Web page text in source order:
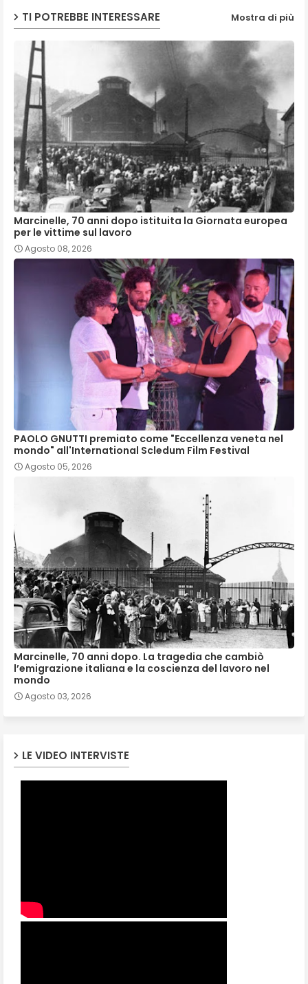
TI POTREBBE INTERESSARE Mostra di più
Marcinelle, 70 anni dopo istituita la Giornata europea
per le vittime sul lavoro
Agosto 08, 2026
PAOLO GNUTTI premiato come "Eccellenza veneta nel
mondo" all'International Scledum Film Festival
Agosto 05, 2026
Marcinelle, 70 anni dopo. La tragedia che cambiò
l’emigrazione italiana e la coscienza del lavoro nel
mondo
Agosto 03, 2026
LE VIDEO INTERVISTE